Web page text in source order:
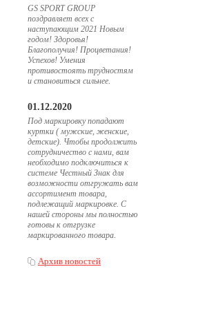
GS SPORT GROUP
поздравляет всех с
наступающим 2021 Новым
годом! Здоровья!
Благополучия! Процветания!
Успехов! Умения
противостоять трудностям
и становиться сильнее.
01.12.2020
Под маркировку попадают
куртки ( мужские, женские,
детские). Чтобы продолжить
сотрудничество с нами, вам
необходимо подключиться к
системе Честный Знак для
возможности отгружать вам
ассортимент товара,
подлежащий маркировке. С
нашей стороны мы полностью
готовы к отгрузке
маркированного товара.
Архив новостей